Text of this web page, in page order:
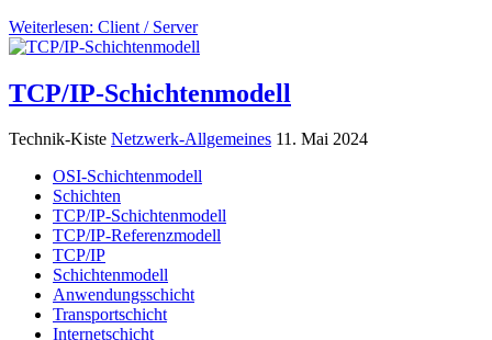
Weiterlesen: Client / Server
TCP/IP-Schichtenmodell
Technik-Kiste Netzwerk-Allgemeines 11. Mai 2024
OSI-Schichtenmodell
Schichten
TCP/IP-Schichtenmodell
TCP/IP-Referenzmodell
TCP/IP
Schichtenmodell
Anwendungsschicht
Transportschicht
Internetschicht